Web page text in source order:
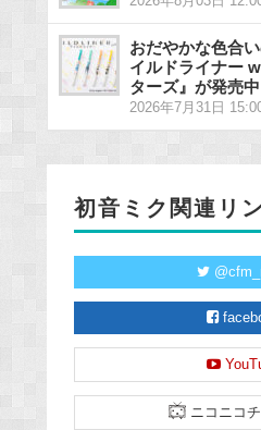
おだやかな色合
イルドライナー
ターズ』が発売中
2026年7月31日
初音ミク関連リ
ニコニコ